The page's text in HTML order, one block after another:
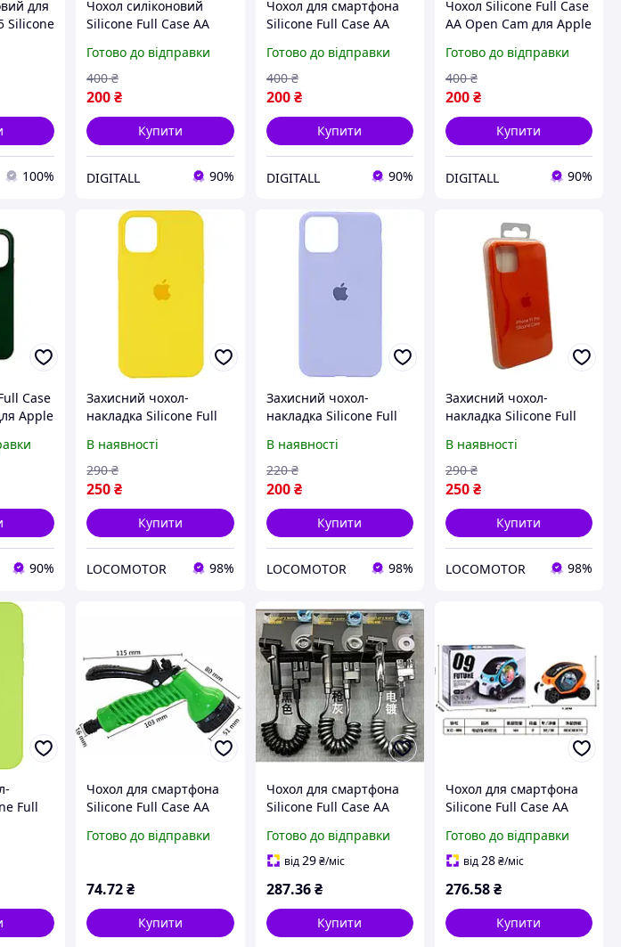
для
Silicone
100%
Чохол силіконовий
Silicone Full Case AA
17 Pro армійський
зелений мікрофібра
захист камери
антивідбитки
Готово до відправки
200₴
400 ₴
Купити
DIGITALL 90%
Чохол для смартфона
Silicone Full Case AA
iPhone 17 Pro
Spearmint силікон
мікрофібра захист
камери накладка
Готово до відправки
200 ₴
400 ₴
Купити
DIGITALL 90%
Чохол Silicone Full Case
AA Open Cam для Apple
силіконовий із
захистом камери,
мікрофібра, Dark Green
Готово до відправки
200₴
400 ₴
Купити
DIGITALL 90%
Case
Apple
90%
Захисний чохол-
накладка Silicone Full
iPhone 15 Pro Max
Sunny Yellow Sunny
(FullOpeAAi15PM-56)
В наявності
250₴
290 ₴
Купити
LOCOMOTOR 98%
Захисний чохол-
накладка Silicone Full
Apple iPhone 11 Pro
Lilac (FullOpeAAKPi11P-
5)
В наявності
200 ₴
220 ₴
Купити
LOCOMOTOR 98%
Захисний чохол-
накладка Silicone Full
Apple iPhone 12 Pro
Max Orange
(FullOpeAAi12PM-52)
В наявності
250₴
290 ₴
Купити
LOCOMOTOR 98%
Full
Чохол для смартфона
Silicone Full Case AA
iPhone 16 Pro 43,Berry
Готово до відправки
74.72₴
Купити
Чохол для смартфона
Silicone Full Case AA
iPhone 15 28,Lavender
Grey (FullOpeAAi15-28)
Готово до відправки
від29 ₴/міс
287.36 ₴
Купити
Чохол для смартфона
Silicone Full Case AA
iPhone 15 Pro Max
52,Orange
Готово до відправки
від28₴/міс
276.58₴
Купити